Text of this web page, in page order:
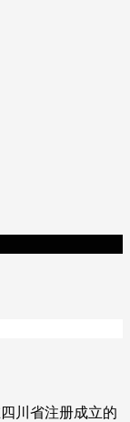
川省注册成立的